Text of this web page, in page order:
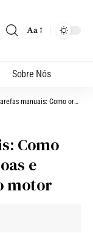
Aa
Sobre Nós
Como orquestrar regras, pessoas e sistemas com um único motor
Como
e
motor